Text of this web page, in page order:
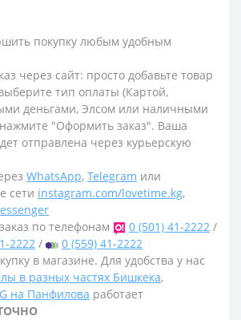
покупку любым удобным
через сайт: просто добавьте товар
тип оплаты (Картой,
деньгами, Элсом или наличными
"Оформить заказ". Ваша
отправлена через курьерскую
WhatsApp, Telegram или
сети instagram.com/lovetime.kg,
по телефонам
0 (501) 41-2222 /
2222 /
0 (559) 41-2222
в магазине. Для удобства у нас
в разных частях Бишкека,
на Панфилова работает